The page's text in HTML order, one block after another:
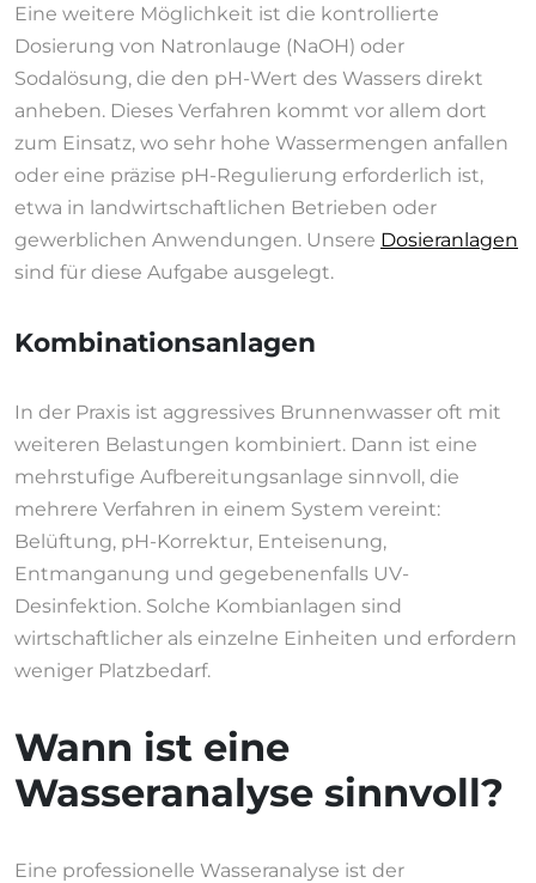
Eine weitere Möglichkeit ist die kontrollierte
Dosierung von Natronlauge (NaOH) oder
Sodalösung, die den pH-Wert des Wassers direkt
anheben. Dieses Verfahren kommt vor allem dort
zum Einsatz, wo sehr hohe Wassermengen anfallen
oder eine präzise pH-Regulierung erforderlich ist,
etwa in landwirtschaftlichen Betrieben oder
gewerblichen Anwendungen. Unsere Dosieranlagen
sind für diese Aufgabe ausgelegt.
Kombinationsanlagen
In der Praxis ist aggressives Brunnenwasser oft mit
weiteren Belastungen kombiniert. Dann ist eine
mehrstufige Aufbereitungsanlage sinnvoll, die
mehrere Verfahren in einem System vereint:
Belüftung, pH-Korrektur, Enteisenung,
Entmanganung und gegebenenfalls UV-
Desinfektion. Solche Kombianlagen sind
wirtschaftlicher als einzelne Einheiten und erfordern
weniger Platzbedarf.
Wann ist eine
Wasseranalyse sinnvoll?
Eine professionelle Wasseranalyse ist der